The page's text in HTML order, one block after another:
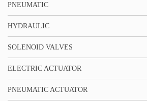
PNEUMATIC
HYDRAULIC
SOLENOID VALVES
ELECTRIC ACTUATOR
PNEUMATIC ACTUATOR